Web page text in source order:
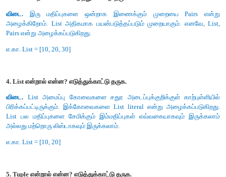
ஈ) quadrats
விடை : ஆ) Lists
பகுதி - ஆ
அனைத்து வினாக்களுக்கும் விடையளி (2
(i) அருவமாக்க தரவு வகை (Abstract Data type